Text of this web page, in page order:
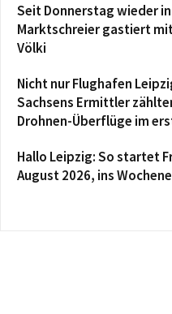
Seit Donnerstag wieder
Marktschreier gastiert
Völki
Nicht nur Flughafen
Sachsens Ermittler
Drohnen-Überflüge im
Hallo Leipzig: So startet
August 2026, ins